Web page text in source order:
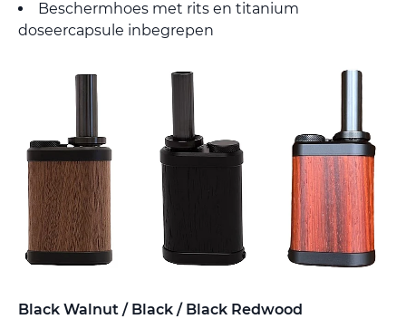
Beschermhoes met rits en titanium
doseercapsule inbegrepen
Black Walnut / Black / Black Redwood